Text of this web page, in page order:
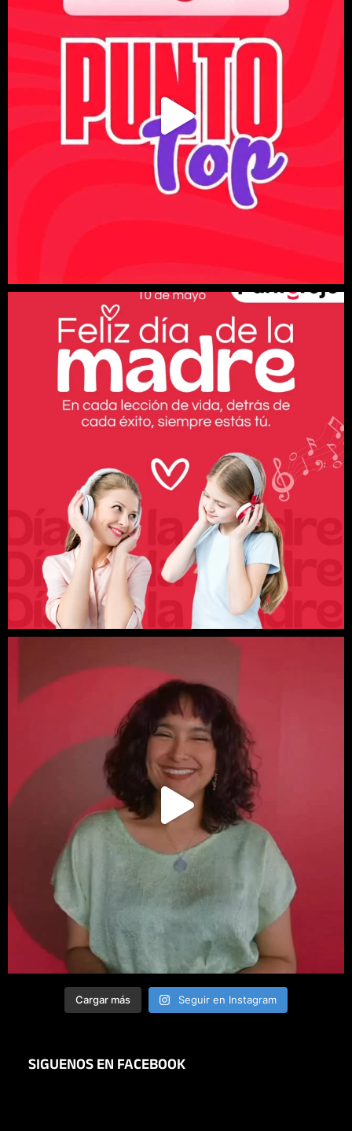
Cargar más Seguir en Instagram
SIGUENOS EN FACEBOOK